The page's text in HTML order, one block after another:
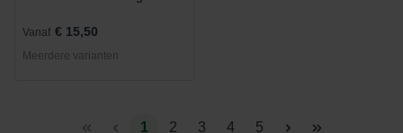
Vanaf € 15,50
Meerdere varianten
1 2 3 4 5